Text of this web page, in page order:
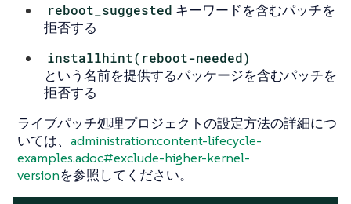
reboot_suggested キーワードを含むパッチを
拒否する
installhint(reboot-needed)
という名前を提供するパッケージを含むパッチを
拒否する
ライブパッチ処理プロジェクトの設定方法の詳細につ
いては、 administration:content-lifecycle-
examples.adoc#exclude-higher-kernel-
versionを参照してください。